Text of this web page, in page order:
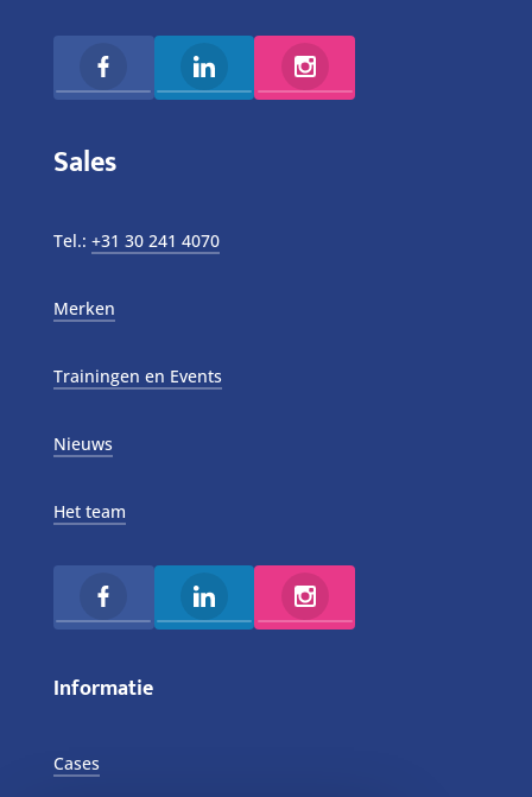
Sales
Tel.: +31 30 241 4070
Merken
Trainingen en Events
Nieuws
Het team
Informatie
Cases